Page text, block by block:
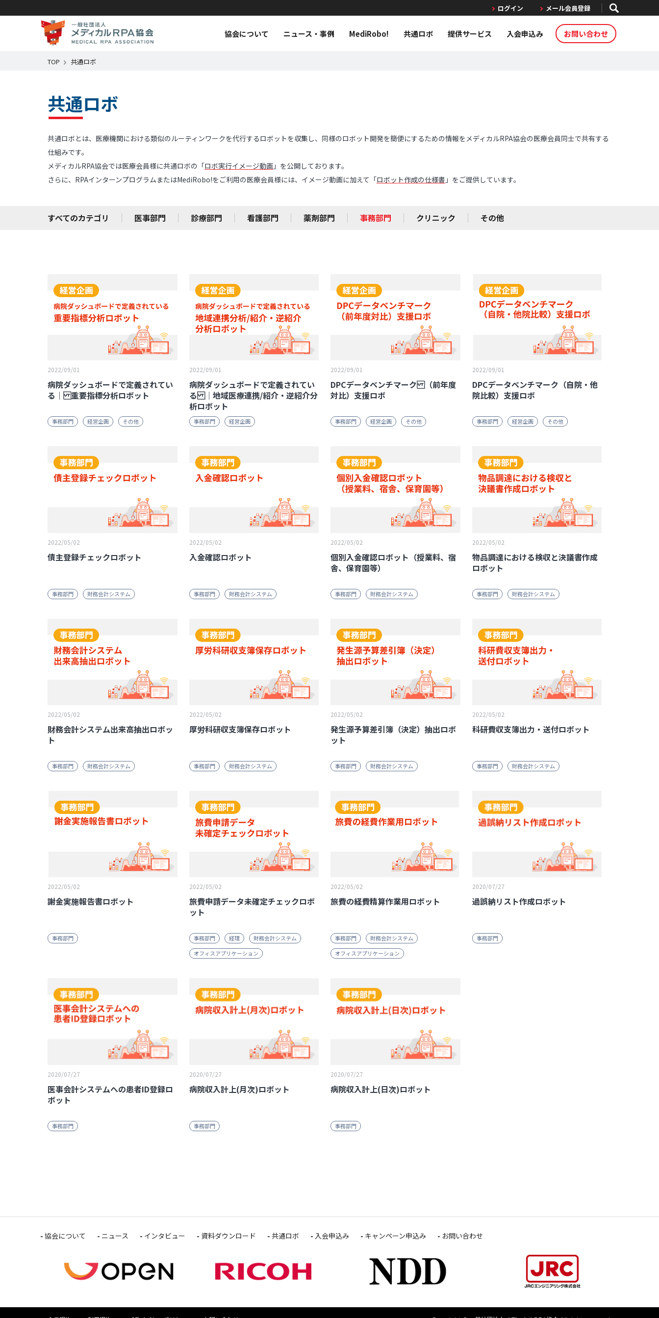
協会について ニュース・事例 MediRobo! 共通ロボ 提供サービス 入会申込み お問い合わせ
ログイン メール会員登録
TOP 共通ロボ
共通ロボ
共通ロボとは、医療機関における類似のルーティンワークを代行するロボットを収集し、同様のロボット開発を簡便にするための情報をメディカルRPA協会の医療会員同士で共有する
仕組みです。
メディカルRPA協会では医療会員様に共通ロボの「ロボ実行イメージ動画 」を公開しております。
さらに、RPAインターンプログラムまたはMediRobo!をご利用の医療会員様には、イメージ動画に加えて「ロボット作成の仕様書 」をご提供しています。
すべてのカテゴリ 医事部門 診療部門 看護部門 薬剤部門 事務部門 クリニック その他
2022/09/01
病院ダッシュボードで定義されてい
る｜ 重要指標分析ロボット
事務部門 経営企画 その他
2022/09/01
病院ダッシュボードで定義されてい
る ｜地域医療連携/紹介・逆紹介分
析ロボット
事務部門 経営企画
2022/09/01
DPCデータベンチマーク （前年度
対比）支援ロボ
事務部門 経営企画 その他
2022/09/01
DPCデータベンチマーク（自院・他
院比較）支援ロボ
事務部門 経営企画 その他
2022/05/02
債主登録チェックロボット
事務部門 財務会計システム
2022/05/02
入金確認ロボット
事務部門 財務会計システム
2022/05/02
個別入金確認ロボット（授業料、宿
舎、保育園等）
事務部門 財務会計システム
2022/05/02
物品調達における検収と決議書作成
ロボット
事務部門 財務会計システム
2022/05/02
財務会計システム出来高抽出ロボッ
ト
事務部門 財務会計システム
2022/05/02
厚労科研収支簿保存ロボット
事務部門 財務会計システム
2022/05/02
発生源予算差引簿（決定）抽出ロボ
ット
事務部門 財務会計システム
2022/05/02
科研費収支簿出力・送付ロボット
事務部門 財務会計システム
2022/05/02
謝金実施報告書ロボット
事務部門
2022/05/02
旅費申請データ未確定チェックロボ
ット
事務部門 経理
財務会計システム
オフィスアプリケーション
2022/05/02
旅費の経費精算作業用ロボット
事務部門
財務会計システム
オフィスアプリケーション
2020/07/27
過誤納リスト作成ロボット
事務部門
2020/07/27
医事会計システムへの患者ID登録ロ
ボット
事務部門
2020/07/27
病院収入計上(月次)ロボット
事務部門
2020/07/27
病院収入計上(日次)ロボット
事務部門
協会について ニュース インタビュー 資料ダウンロード 共通ロボ 入会申込み キャンペーン申込み お問い合わせ